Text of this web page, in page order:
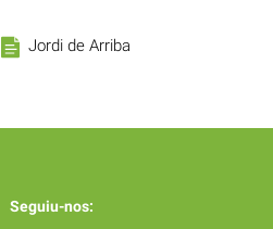
Jordi de Arriba
Seguiu-nos: